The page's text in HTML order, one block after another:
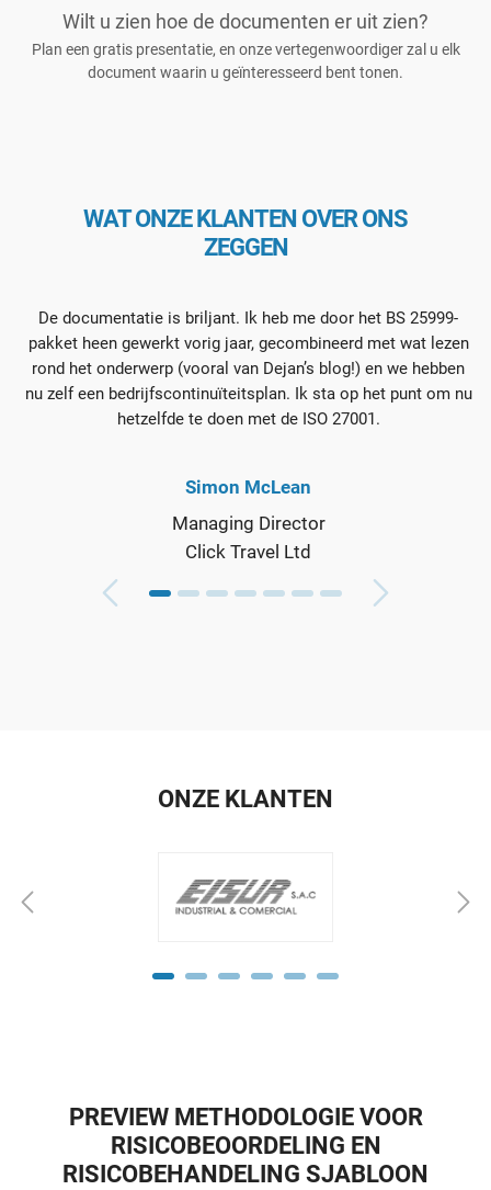
Wilt u zien hoe de documenten er uit zien?
Plan een gratis presentatie, en onze vertegenwoordiger zal u elk
document waarin u geïnteresseerd bent tonen.
WAT ONZE KLANTEN OVER ONS
ZEGGEN
De documentatie is briljant. Ik heb me door het BS 25999-
pakket heen gewerkt vorig jaar, gecombineerd met wat lezen
rond het onderwerp (vooral van Dejan’s blog!) en we hebben
nu zelf een bedrijfscontinuïteitsplan. Ik sta op het punt om nu
hetzelfde te doen met de ISO 27001.
Simon McLean
Managing Director
Click Travel Ltd
ONZE KLANTEN
PREVIEW METHODOLOGIE VOOR
RISICOBEOORDELING EN
RISICOBEHANDELING SJABLOON